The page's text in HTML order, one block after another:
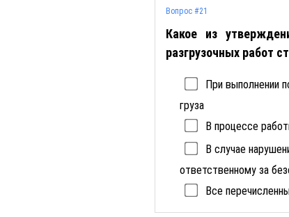
Вопрос #21
Какое из
разгрузочных работ
При выполнении
груза
В процессе
В случае
ответственному за
Все